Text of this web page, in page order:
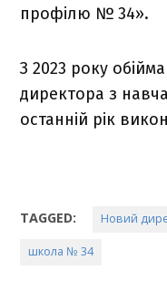
профілю № 34».
З 2023 року
директора з
останній рік
TAGGED: Новий
школа № 34